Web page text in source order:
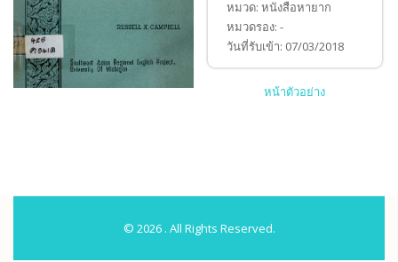
หมวด: หนังสือหายาก
หมวดรอง: -
วันที่รับเข้า: 07/03/2018
หน้าตัวอย่าง
© 2026 . All Rights Reserved.